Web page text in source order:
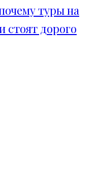
туры на
стоят дорого